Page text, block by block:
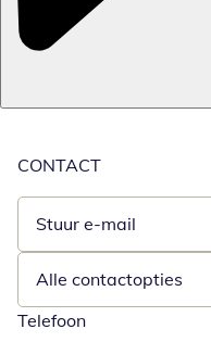
CONTACT
Stuur e-mail
Opent e-mailclient
Alle contactopties
Telefoon